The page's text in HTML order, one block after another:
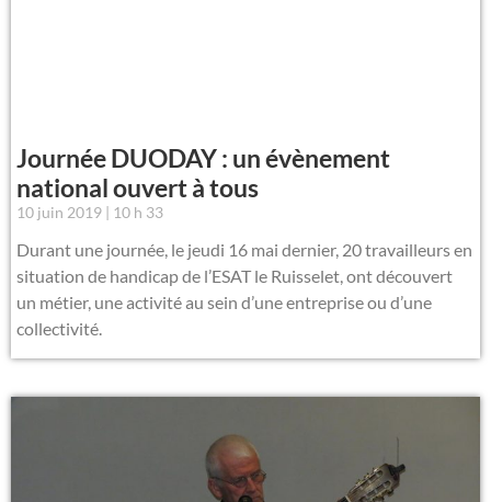
Journée DUODAY : un évènement
national ouvert à tous
10 juin 2019 10 h 33
Durant une journée, le jeudi 16 mai dernier, 20 travailleurs en
situation de handicap de l’ESAT le Ruisselet, ont découvert
un métier, une activité au sein d’une entreprise ou d’une
collectivité.